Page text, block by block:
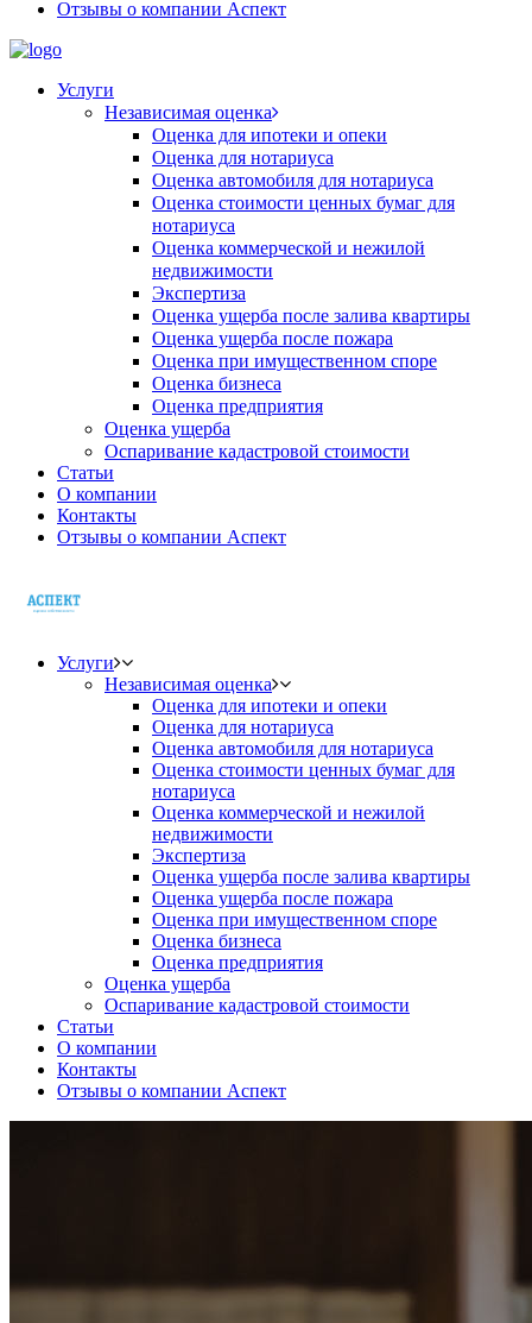
Отзывы о компании Аспект
Услуги
Независимая оценка
Оценка для ипотеки и опеки
Оценка для нотариуса
Оценка автомобиля для нотариуса
Оценка стоимости ценных бумаг для
нотариуса
Оценка коммерческой и нежилой
недвижимости
Экспертиза
Оценка ущерба после залива квартиры
Оценка ущерба после пожара
Оценка при имущественном споре
Оценка бизнеса
Оценка предприятия
Оценка ущерба
Оспаривание кадастровой стоимости
Статьи
О компании
Контакты
Отзывы о компании Аспект
Услуги
Независимая оценка
Оценка для ипотеки и опеки
Оценка для нотариуса
Оценка автомобиля для нотариуса
Оценка стоимости ценных бумаг для
нотариуса
Оценка коммерческой и нежилой
недвижимости
Экспертиза
Оценка ущерба после залива квартиры
Оценка ущерба после пожара
Оценка при имущественном споре
Оценка бизнеса
Оценка предприятия
Оценка ущерба
Оспаривание кадастровой стоимости
Статьи
О компании
Контакты
Отзывы о компании Аспект